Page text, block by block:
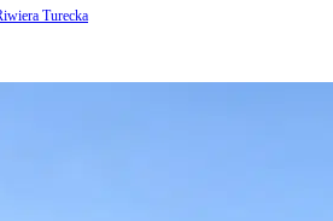
Turecka